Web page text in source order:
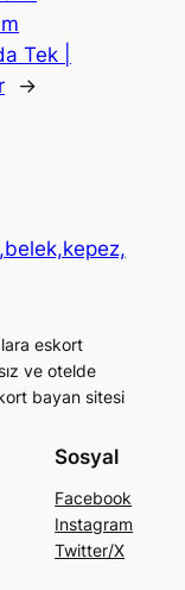
Tek |
→
eskort
ve otelde
bayan sitesi
Sosyal
Facebook
Instagram
Twitter/X